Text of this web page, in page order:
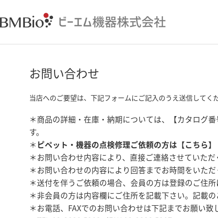
お問い合わせ
当店へのご要望は、下記フォームにご記入のうえ送信してく
＊商品の詳細・在庫・納期については、【カタログ
す。
＊ ピペット・機器の点検修理ご依頼の方は【こちら】
＊お問い合わせ内容により、直接ご連絡させていた
＊お問い合わせの内容により回答までお時間をいた
＊送付を伴うご依頼の場合、会員の方は登録のご住
＊非会員の方は内容欄にご住所を記載下さい。記載
＊お電話、FAXでのお問い合わせは下記までお願い致